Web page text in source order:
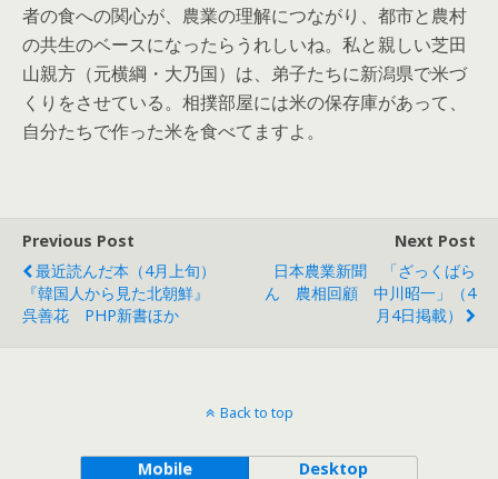
者の食への関心が、農業の理解につながり、都市と農村
の共生のベースになったらうれしいね。私と親しい芝田
山親方（元横綱・大乃国）は、弟子たちに新潟県で米づ
くりをさせている。相撲部屋には米の保存庫があって、
自分たちで作った米を食べてますよ。
Previous Post
最近読んだ本（4月上旬）
『韓国人から見た北朝鮮』
呉善花 PHP新書ほか
Next Post
日本農業新聞 「ざっくばら
ん 農相回顧 中川昭一」（4
月4日掲載）
Back to top
Mobile Desktop